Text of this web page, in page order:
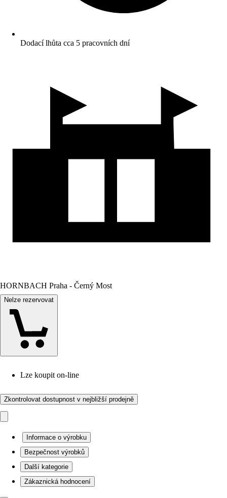
Dodací lhůta cca 5 pracovních dní
HORNBACH Praha - Černý Most
Nelze rezervovat
Lze koupit on-line
Zkontrolovat dostupnost v nejbližší prodejně
Informace o výrobku
Bezpečnost výrobků
Další kategorie
Zákaznická hodnocení